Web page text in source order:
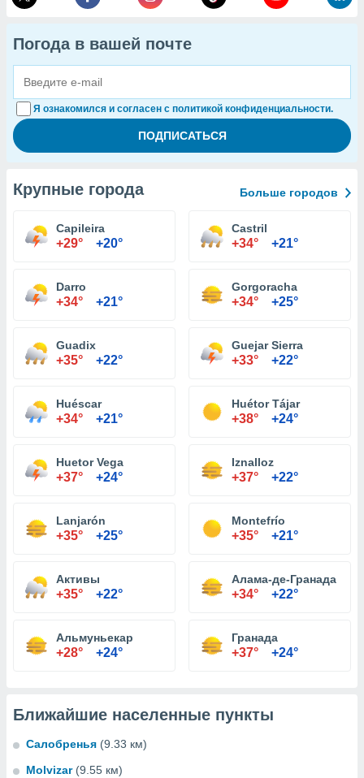
Погода в вашей почте
Я ознакомился и согласен с политикой конфиденциальности.
Крупные города Больше городов
Capileira
+29° +20°
Castril
+34° +21°
Darro
+34° +21°
Gorgoracha
+34° +25°
Guadix
+35° +22°
Guejar Sierra
+33° +22°
Huéscar
+34° +21°
Huétor Tájar
+38° +24°
Huetor Vega
+37° +24°
Iznalloz
+37° +22°
Lanjarón
+35° +25°
Montefrío
+35° +21°
Активы
+35° +22°
Алама-де-Гранада
+34° +22°
Альмуньекар
+28° +24°
Гранада
+37° +24°
Ближайшие населенные пункты
Салобренья (9.33 км)
Molvizar (9.55 км)